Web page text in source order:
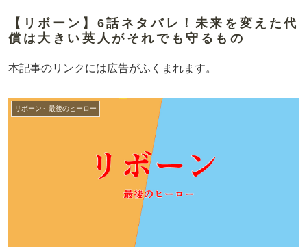
【リボーン】6話ネタバレ！未来を変えた代
償は大きい英人がそれでも守るもの
本記事のリンクには広告がふくまれます。
リボーン～最後のヒーロー